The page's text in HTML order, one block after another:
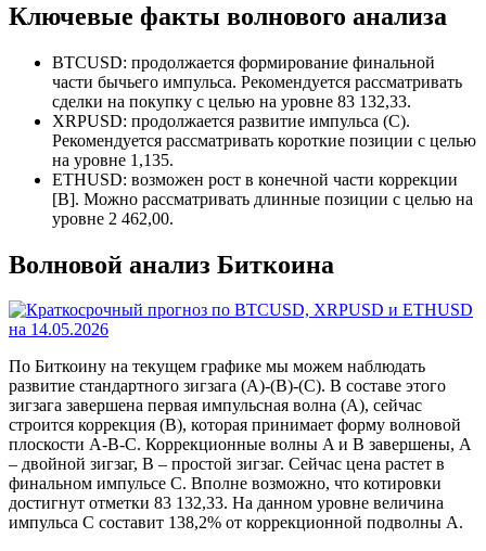
Ключевые факты волнового анализа
BTCUSD: продолжается формирование финальной
части бычьего импульса. Рекомендуется рассматривать
сделки на покупку с целью на уровне 83 132,33.
XRPUSD: продолжается развитие импульса (C).
Рекомендуется рассматривать короткие позиции с целью
на уровне 1,135.
ETHUSD: возможен рост в конечной части коррекции
[B]. Можно рассматривать длинные позиции с целью на
уровне 2 462,00.
Волновой анализ Биткоина
По Биткоину на текущем графике мы можем наблюдать
развитие стандартного зигзага (A)-(B)-(C). В составе этого
зигзага завершена первая импульсная волна (A), сейчас
строится коррекция (B), которая принимает форму волновой
плоскости A-B-C. Коррекционные волны A и B завершены, A
– двойной зигзаг, B – простой зигзаг. Сейчас цена растет в
финальном импульсе C. Вполне возможно, что котировки
достигнут отметки 83 132,33. На данном уровне величина
импульса C составит 138,2% от коррекционной подволны A.